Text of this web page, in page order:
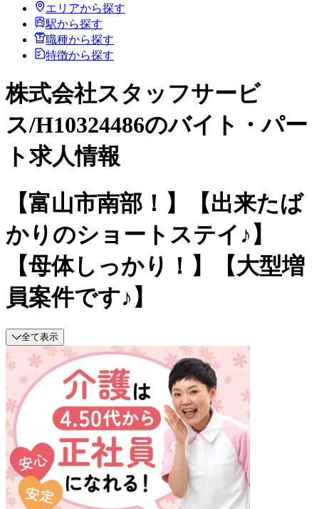
エリアから探す
駅から探す
職種から探す
特徴から探す
株式会社スタッフサービ
ス/H10324486のバイト・パー
ト求人情報
【富山市南部！】【出来たば
かりのショートステイ♪】
【母体しっかり！】【大型増
員案件です♪】
全て表示